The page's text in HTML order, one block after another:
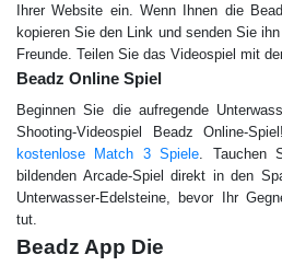
Ihrer Website ein. Wenn Ihnen die
kopieren Sie den Link und senden Sie
Freunde. Teilen Sie das Videospiel mit
Beadz Online Spiel
Beginnen Sie die aufregende
Shooting-Videospiel Beadz Online-
kostenlose Match 3 Spiele . Tauchen
bildenden Arcade-Spiel direkt in den
Unterwasser-Edelsteine, bevor Ihr
tut.
Beadz App Die